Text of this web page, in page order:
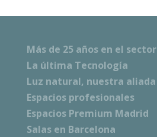
Más de 25 años en el sector
La última Tecnología
Luz natural, nuestra aliada
Espacios profesionales
Espacios Premium Madrid
Salas en Barcelona